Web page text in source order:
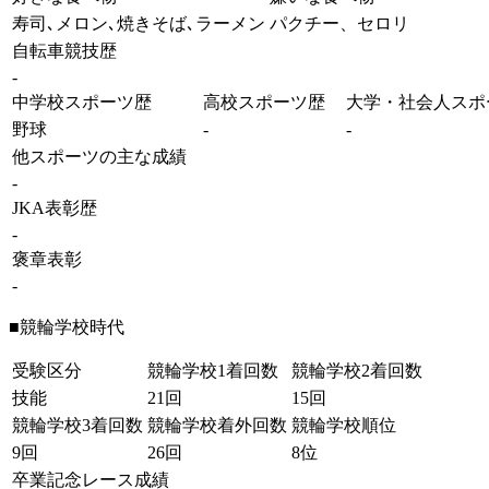
寿司､メロン､焼きそば､ラーメン パクチー、セロリ
自転車競技歴
-
中学校スポーツ歴
高校スポーツ歴
大学・社会人ス
野球
-
-
他スポーツの主な成績
-
JKA表彰歴
-
褒章表彰
-
■競輪学校時代
受験区分 競輪学校1着回数
競輪学校2着回数
技能
21回
15回
競輪学校3着回数 競輪学校着外回数 競輪学校順位
9回
26回
8位
卒業記念レース成績